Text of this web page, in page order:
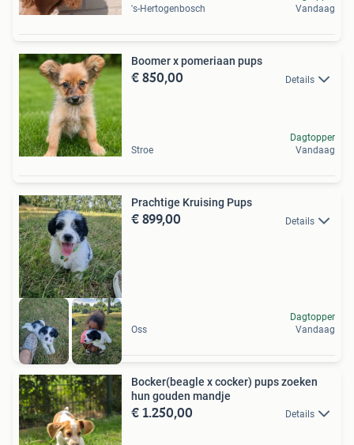
's-Hertogenbosch
Vandaag
Boomer x pomeriaan pups
€ 850,00 Details
Stroe
Dagtopper
Vandaag
Prachtige Kruising Pups
€ 899,00 Details
Oss
Dagtopper
Vandaag
Bocker(beagle x cocker) pups zoeken
hun gouden mandje
€ 1.250,00 Details